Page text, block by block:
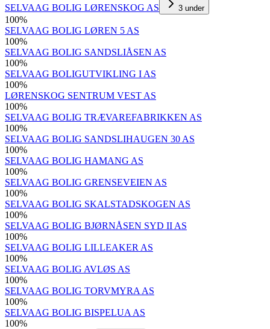
SELVAAG BOLIG LØRENSKOG AS
3 under
100%
SELVAAG BOLIG LØREN 5 AS
100%
SELVAAG BOLIG SANDSLIÅSEN AS
100%
SELVAAG BOLIGUTVIKLING I AS
100%
LØRENSKOG SENTRUM VEST AS
100%
SELVAAG BOLIG TRÆVAREFABRIKKEN AS
100%
SELVAAG BOLIG SANDSLIHAUGEN 30 AS
100%
SELVAAG BOLIG HAMANG AS
100%
SELVAAG BOLIG GRENSEVEIEN AS
100%
SELVAAG BOLIG SKALSTADSKOGEN AS
100%
SELVAAG BOLIG BJØRNÅSEN SYD II AS
100%
SELVAAG BOLIG LILLEAKER AS
100%
SELVAAG BOLIG AVLØS AS
100%
SELVAAG BOLIG TORVMYRA AS
100%
SELVAAG BOLIG BISPELUA AS
100%